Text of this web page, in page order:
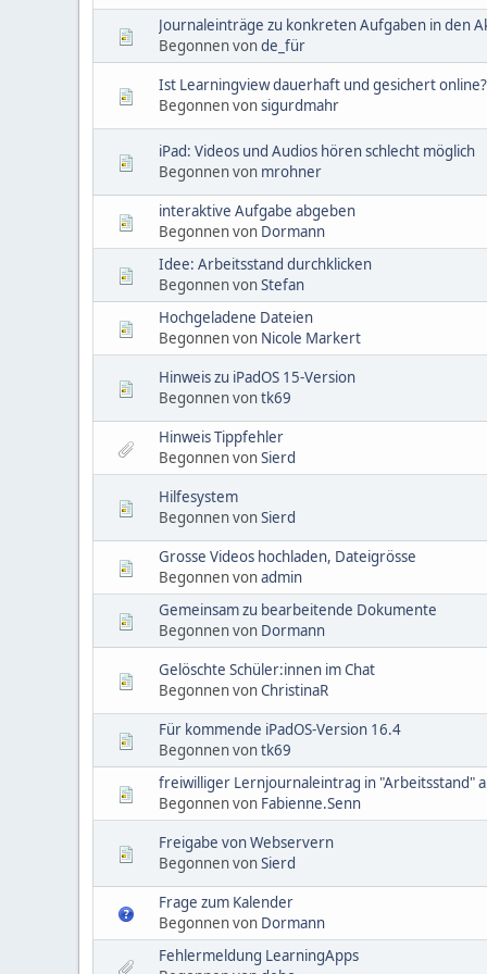
Journaleinträge zu konkreten Aufgaben in den
Begonnen vonde_für
Ist Learningview dauerhaft und gesichert online?
Begonnen vonsigurdmahr
iPad: Videos und Audios hören schlecht möglich
Begonnen von mrohner
interaktive Aufgabe abgeben
Begonnen von Dormann
Idee: Arbeitsstand durchklicken
Begonnen vonStefan
Hochgeladene Dateien
Begonnen von Nicole Markert
Hinweis zu iPadOS 15-Version
Begonnen vontk69
Hinweis Tippfehler
Begonnen vonSierd
Hilfesystem
Begonnen vonSierd
Grosse Videos hochladen, Dateigrösse
Begonnen vonadmin
Gemeinsam zu bearbeitende Dokumente
Begonnen von Dormann
Gelöschte Schüler:innen im Chat
Begonnen vonChristinaR
Für kommende iPadOS-Version 16.4
Begonnen vontk69
freiwilliger Lernjournaleintrag in "Arbeitsstand"
Begonnen von Fabienne.Senn
Freigabe von Webservern
Begonnen vonSierd
Frage zum Kalender
Begonnen von Dormann
Fehlermeldung LearningApps